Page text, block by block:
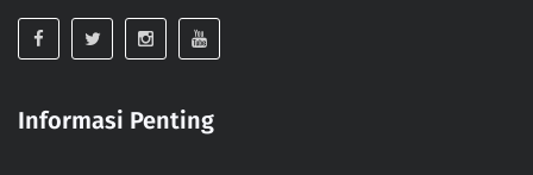
Informasi Penting